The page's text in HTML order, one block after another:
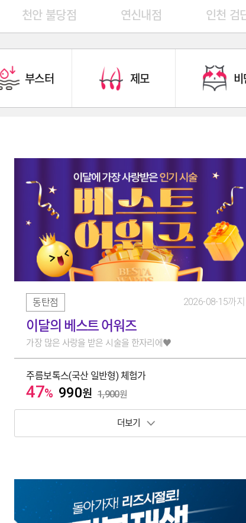
천안 불당점 연신내점 인천 검
부스터 제모
동탄점 2026-08-15까지
이달의 베스트 어워즈
가장 많은 사랑을 받은 시술을 한자리에♥
주름보톡스(국산 일반형) 체험가
47% 990원 1,900원
보기 토글